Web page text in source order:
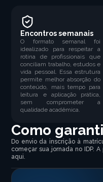
Encontros semanais
O formato semanal foi
idealizado para respeitar a
rotina de profissionais que
conciliam trabalho, estudos e
vida pessoal. Essa estrutura
permite melhor absorção do
conteúdo, mais tempo para
leitura e aplicação prática,
sem comprometer a
qualidade acadêmica.
Como
Do envio da inscrição à
começar sua jornada no IDP.
aqui.